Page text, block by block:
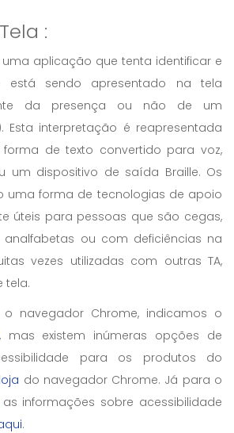
:
aplicação que tenta identificar e
está sendo apresentado na tela
da presença ou não de um
Esta interpretação é reapresentada
de texto convertido para voz,
um dispositivo de saída Braille. Os
uma forma de tecnologias de apoio
úteis para pessoas que são cegas,
analfabetas ou com deficiências na
vezes utilizadas com outras TA,
tela.
o navegador Chrome, indicamos o
mas existem inúmeras opções de
para os produtos do
loja do navegador Chrome. Já para o
as informações sobre acessibilidade
.